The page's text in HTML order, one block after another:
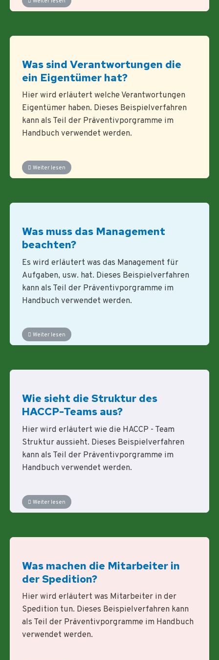
Was sind Verantwortungen die
ein Eigentümer hat?
Hier wird erläutert welche Verantwortungen
Eigentümer haben. Dieses Beispielverfahren
kann als Teil der Präventivporgramme im
Handbuch verwendet werden.
Weiter lesen
Was muss das Management
beachten?
Es wird erläutert was das Management für
Aufgaben, usw. hat. Dieses Beispielverfahren
kann als Teil der Präventivporgramme im
Handbuch verwendet werden.
Weiter lesen
Wie sieht die Struktur des
HACCP-Teams aus?
Hier wird erläutert wie die HACCP - Team
Struktur aussieht. Dieses Beispielverfahren
kann als Teil der Präventivporgramme im
Handbuch verwendet werden.
Weiter lesen
Was machen die Mitarbeiter in
der Spedition?
Hier wird erläutert was Mitarbeiter in der
Spedition tun. Dieses Beispielverfahren kann
als Teil der Präventivporgramme im Handbuch
verwendet werden.